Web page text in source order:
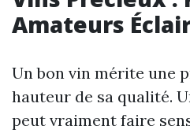
Amateurs
Un bon vin mérite une
hauteur de sa qualité.
peut vraiment faire